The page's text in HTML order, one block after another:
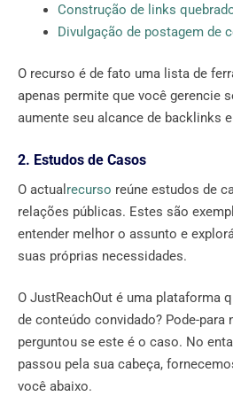
Construção de links
Divulgação de postagem de
O recurso é de fato uma lista de
apenas permite que você gerencie
aumente seu alcance de backlinks e
2. Estudos de Casos
O actual recurso reúne estudos de
relações públicas. Estes são
entender melhor o assunto e
suas próprias necessidades.
O JustReachOut é uma plataforma
de conteúdo convidado? Pode-para
perguntou se este é o caso. No
passou pela sua cabeça,
você abaixo.